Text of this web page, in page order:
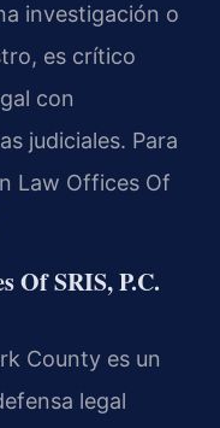
investigación o
es crítico
con
judiciales. Para
Law Offices Of
Of SRIS, P.C.
County es un
legal